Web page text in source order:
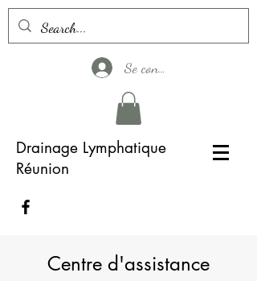
Se connecter
Drainage Lymphatique
Réunion
Centre d'assistance